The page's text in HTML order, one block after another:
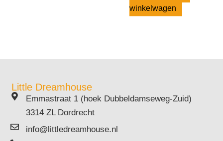
winkelwagen
Little Dreamhouse
Emmastraat 1 (hoek Dubbeldamseweg-Zuid)
3314 ZL Dordrecht
info@littledreamhouse.nl